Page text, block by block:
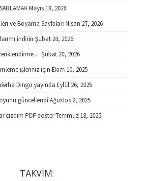
Mayıs 18, 2026
ve Boyama Sayfaları Nisan 27, 2026
indirin Şubat 28, 2026
Şubat 20, 2026
işleriniz için Ekim 10, 2025
Dingo yayında Eylül 26, 2025
güncellendi Ağustos 2, 2025
çizdim PDF posterTemmuz 18, 2025
TAKVİM: